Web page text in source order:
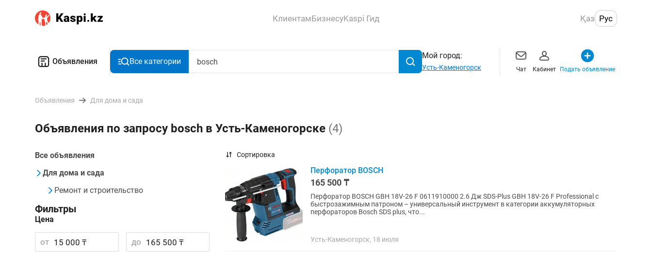
КлиентамБизнесуKaspi Гид Қаз Рус
Объявления Все категории
Мой город:
Усть-Каменогорск Чат Кабинет Подать объявление
Объявления Для дома и сада
Объявления по запросу bosch в Усть-Каменогорске (4)
Все объявления
Для дома и сада
Ремонт и строительство
Фильтры
Цена
от до
Сортировка
Перфоратор BOSCH
165 500 ₸
Перфоратор BOSCH GBH 18V-26 F 0611910000 2.6 Дж SDS-Plus GBH 18V-26 F Professional с
быстрозажимным патроном – универсальный инструмент в категории аккумуляторных
перфораторов Bosch SDS plus, что...
Усть-Каменогорск, 18 июля